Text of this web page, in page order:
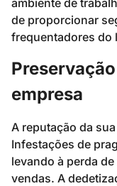
ambiente de
de proporcionar
frequentadores do
empresa
A reputação da
Infestações de
levando à perda
vendas. A